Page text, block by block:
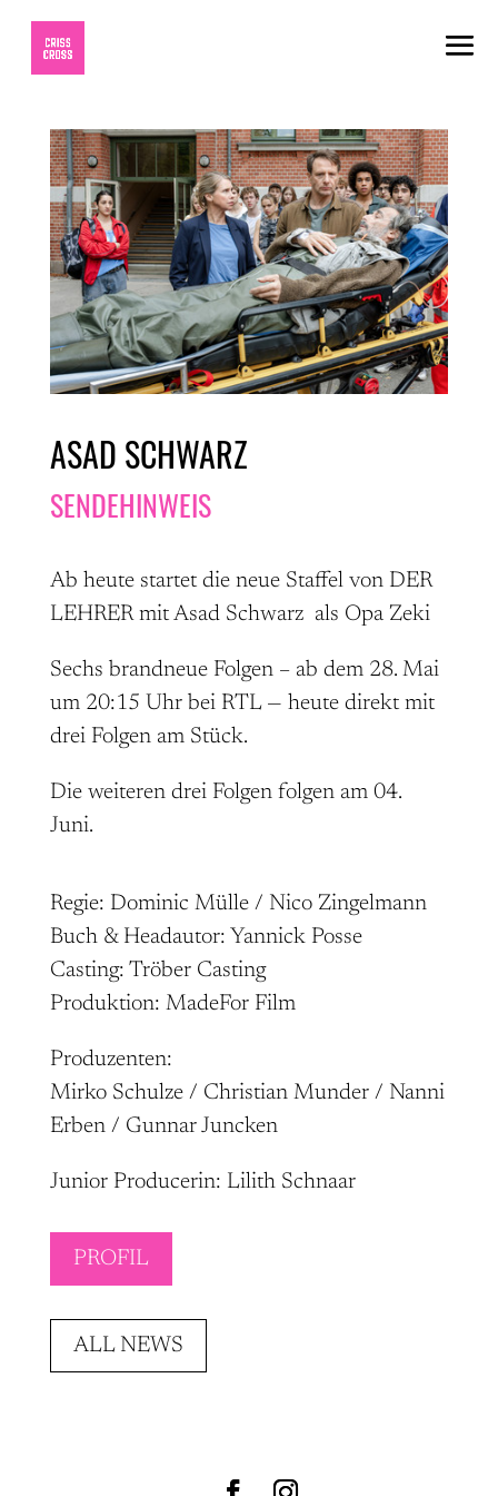
ASAD SCHWARZ
SENDEHINWEIS
Ab heute startet die neue Staffel von DER
LEHRER mit Asad Schwarz als Opa Zeki
Sechs brandneue Folgen – ab dem 28. Mai
um 20:15 Uhr bei RTL — heute direkt mit
drei Folgen am Stück.
Die weiteren drei Folgen folgen am 04.
Juni.
Regie: Dominic Mülle / Nico Zingelmann
Buch & Headautor: Yannick Posse
Casting: Tröber Casting
Produktion: MadeFor Film
Produzenten:
Mirko Schulze / Christian Munder / Nanni
Erben / Gunnar Juncken
Junior Producerin: Lilith Schnaar
PROFIL
ALL NEWS